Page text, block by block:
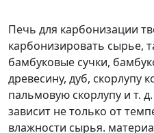
Печь для карбонизации
карбонизировать сырье,
бамбуковые сучки,
древесину, дуб, скорлупу
пальмовую скорлупу и т.
зависит не только от
влажности сырья.